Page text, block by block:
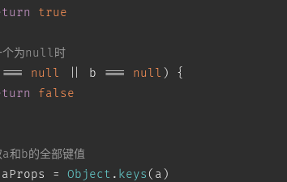
true
为null时
null || b === null ) {
false
b的全部键值
aProps = Object . keys (a)